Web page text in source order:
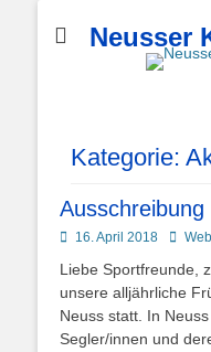
Neusser
Kategorie:
Posted
16. April 2018 Autor
Liebe Sportfreunde,
unsere alljährliche
Neuss statt. In
Segler/innen und